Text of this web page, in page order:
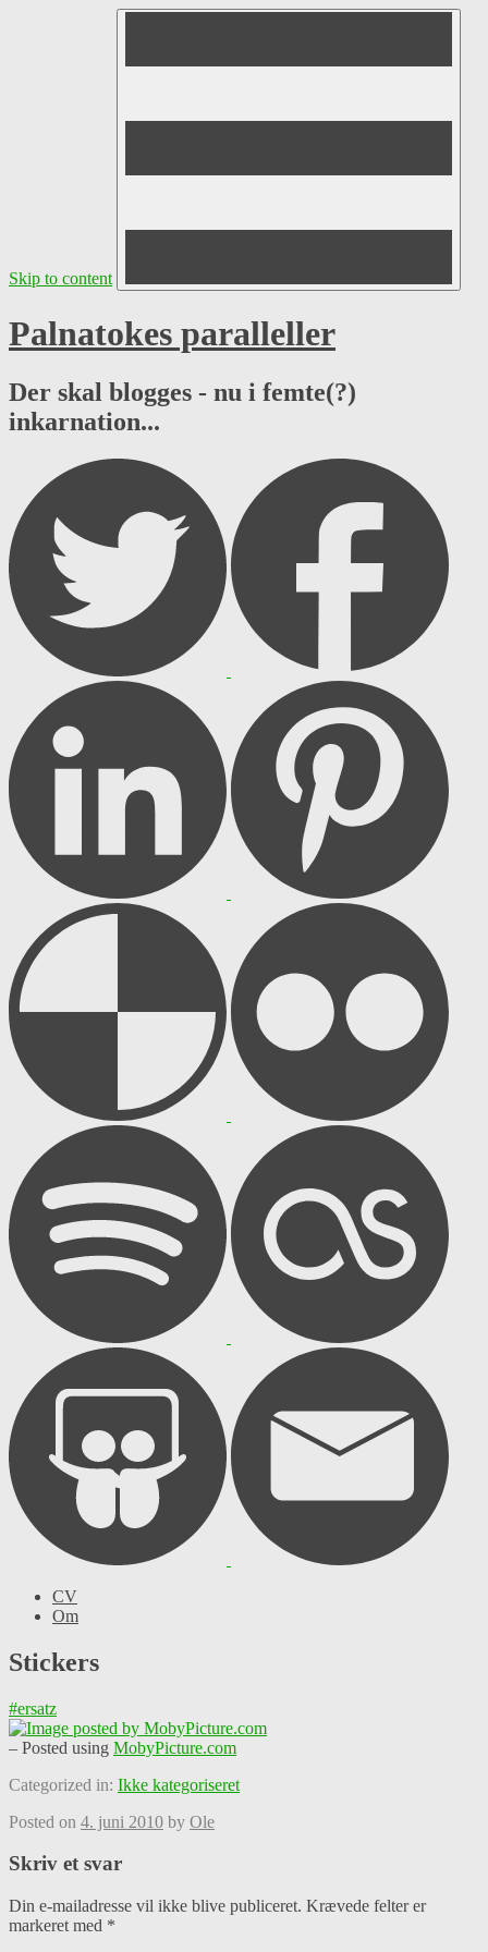
Skip to content
Palnatokes paralleller
Der skal blogges - nu i femte(?)
inkarnation...
CV
Om
Stickers
#ersatz
– Posted using MobyPicture.com
Categorized in: Ikke kategoriseret
Posted on 4. juni 2010 by Ole
Skriv et svar
Din e-mailadresse vil ikke blive publiceret. Krævede felter er
markeret med *